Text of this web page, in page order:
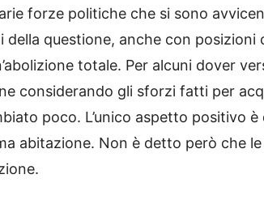
forze politiche che si sono
della questione, anche con
totale. Per alcuni dover
considerando gli sforzi fatti per
poco. L’unico aspetto positivo
abitazione. Non è detto però che